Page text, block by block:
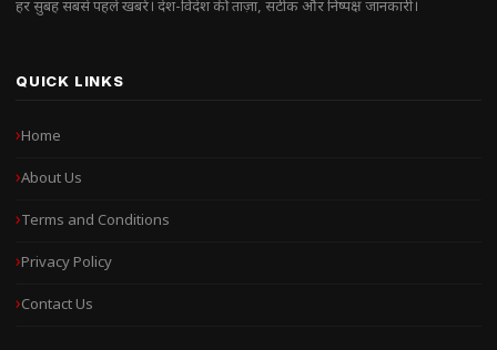
हर सुबह सबसे पहले खबरें। देश-विदेश की ताज़ा, सटीक और निष्पक्ष जानकारी।
QUICK LINKS
Home
About Us
Terms and Conditions
Privacy Policy
Contact Us